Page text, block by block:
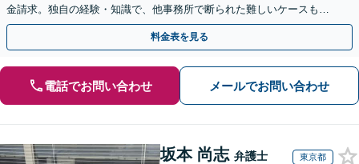
金請求。独自の経験・知識で、他事務所で断られた難しいケースも解
決に導いた実績あり。まずはお気軽にご相談ください
料金表を見る
電話でお問い合わせ メールでお問い合わせ
坂本 尚志 弁護士 東京都